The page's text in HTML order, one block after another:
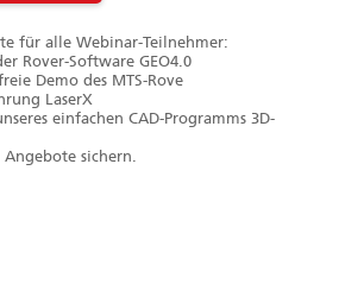
für alle Webinar-Teilnehmer:
Rover-Software GEO4.0
Demo des MTS-Rove
LaserX
einfachen CAD-Programms 3D-
sichern.